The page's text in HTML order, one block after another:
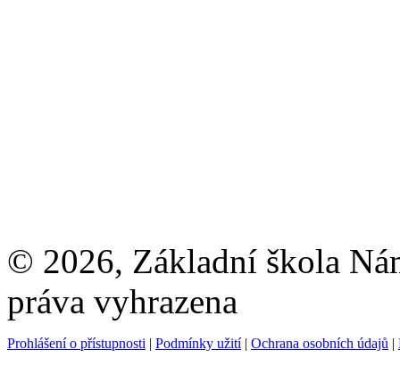
© 2026, Základní škola
práva vyhrazena
Prohlášení o přístupnosti | Podmínky užití| Ochrana osobních údajů |